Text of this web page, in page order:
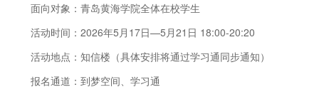
面向对象：青岛黄海学院全体在校学生
活动时间：2026年5月17日—5月21日 18:00-20:20
活动地点：知信楼（具体安排将通过学习通同步通知）
报名通道：到梦空间、学习通